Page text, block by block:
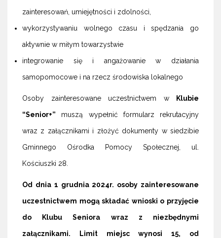
zainteresowań, umiejętności i zdolności,
wykorzystywaniu wolnego czasu i spędzania go
aktywnie w miłym towarzystwie
integrowanie się i angażowanie w działania
samopomocowe i na rzecz środowiska lokalnego
Osoby zainteresowane uczestnictwem w Klubie
“Senior+” muszą wypełnić formularz rekrutacyjny
wraz z załącznikami i złożyć dokumenty w siedzibie
Gminnego Ośrodka Pomocy Społecznej, ul.
Kościuszki 28.
Od dnia 1 grudnia 2024r. osoby zainteresowane
uczestnictwem mogąskładać wnioski o przyjęcie
do Klubu Seniora wraz z niezbędnymi
załącznikami. Limit miejsc wynosi 15, od